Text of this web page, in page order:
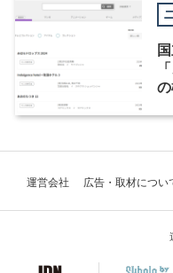
コラム
運営会社 広告・取材につい